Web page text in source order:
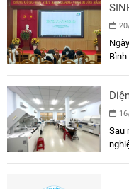
nhất
của
nền
xác
Sau